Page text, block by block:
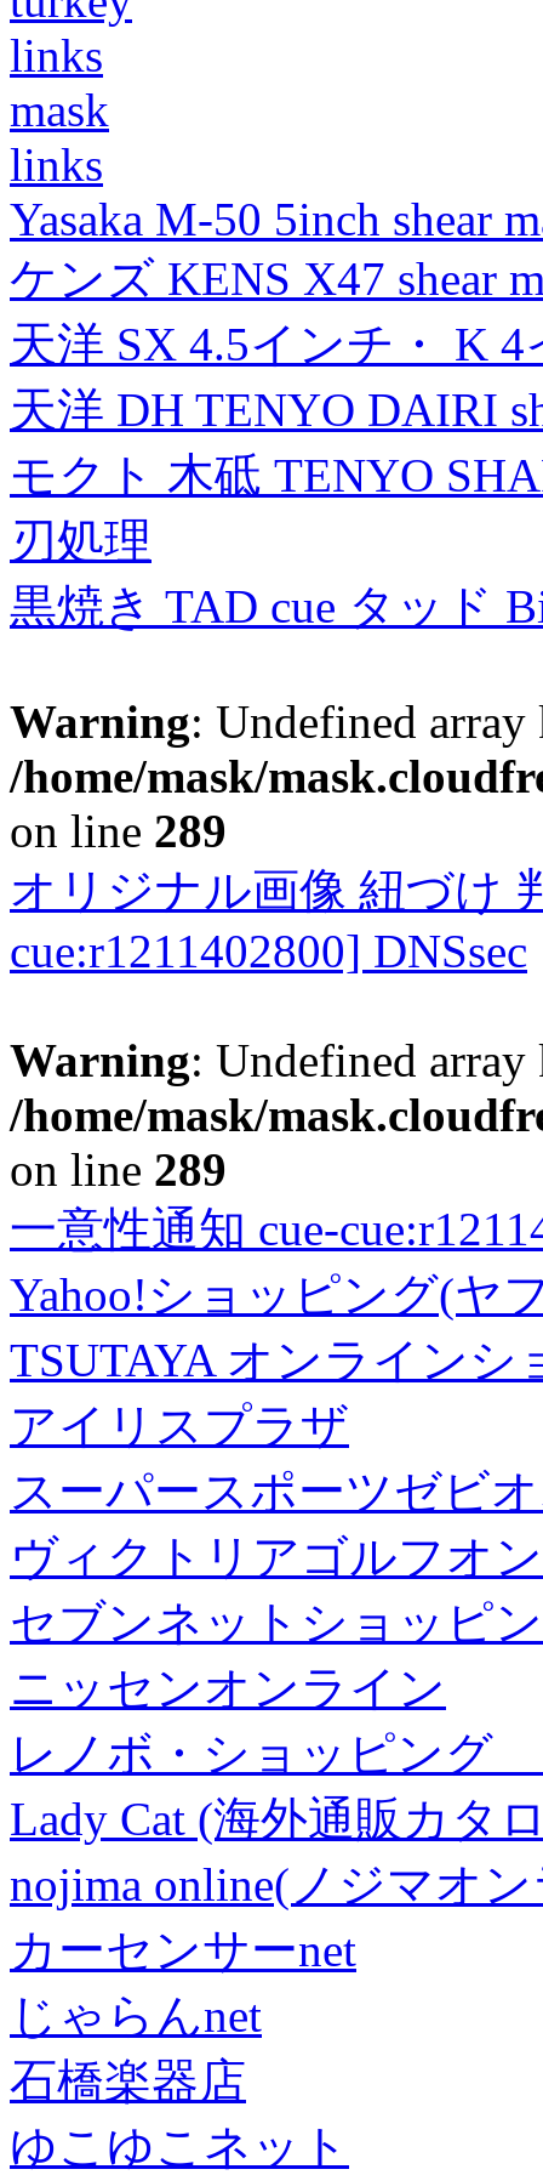
links
mask
links
Yasaka M-50 5inch shear
ケンズ KENS X47 shear
天洋 SX 4.5インチ・ K
天洋 DH TENYO DAIRI
モクト 木砥 TENYO
刃処理
黒焼き TAD cue タッド
Warning: Undefined
/home/mask/
on line 289
オリジナル画像 紐づけ
cue:r1211402800] DNSsec
Warning: Undefined
/home/mask/
on line 289
一意性通知 cue-
Yahoo!ショッピング(ヤ
TSUTAYA オンラインシ
アイリスプラザ
スーパースポーツゼビ
ヴィクトリアゴルフオ
セブンネットショッピ
ニッセンオンライン
レノボ・ショッピング
Lady Cat (海外通販カタ
nojima online(ノジマオ
カーセンサーnet
じゃらんnet
石橋楽器店
ゆこゆこネット